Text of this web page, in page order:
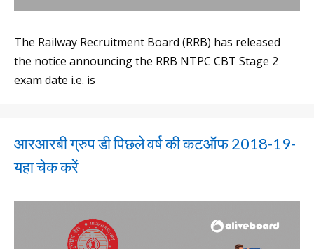
The Railway Recruitment Board (RRB) has released
the notice announcing the RRB NTPC CBT Stage 2
exam date i.e. is
आरआरबी ग्रुप डी पिछले वर्ष की कटऑफ 2018-19-
यहा चेक करें